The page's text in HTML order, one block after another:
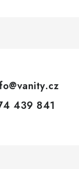
@vanity.cz
439 841